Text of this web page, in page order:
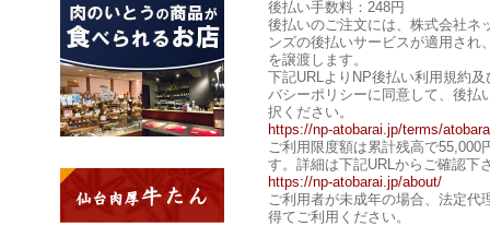
後払い手数料：248円
後払いのご注文には、株式会社ネ
ンズの後払いサービスが適用され
を譲渡します。
下記URLよりNP後払い利用規約
バシーポリシーに同意して、後払
択ください。
https://np-atobarai.jp/terms/
ご利用限度額は累計残高で55,000
す。詳細は下記URLからご確認下
https://np-atobarai.jp/about/
ご利用者が未成年の場合、法定代
得てご利用ください。